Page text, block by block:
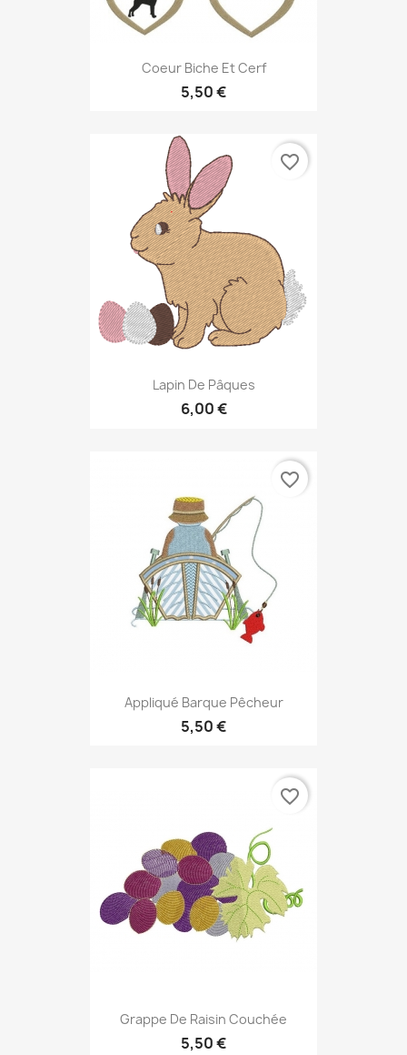
Coeur Biche Et Cerf
5,50 €
Lapin De Pâques
6,00 €
favorite_border
Appliqué Barque Pêcheur
5,50 €
favorite_border
Grappe De Raisin Couchée
5,50 €
favorite_border